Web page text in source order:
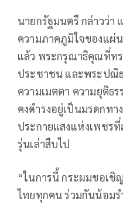
นายกรัฐมนตรี กล่าวว่า
ความภาคภูมิใจของแผ่
แล้ว พระกรุณาธิคุณที่ท
ประชาชน และพระปณิ
ความเมตตา ความยุติธ
คงดำรงอยู่เป็นมรดกท
ประกายแสงแห่งเพชร
รุ่นเล่าสืบไป
“ในการนี้ กระผมขอเ
ไทยทุกคน ร่วมกันน้อม